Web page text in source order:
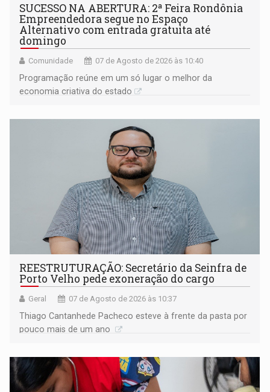
SUCESSO NA ABERTURA: 2ª Feira Rondônia
Empreendedora segue no Espaço
Alternativo com entrada gratuita até
domingo
Comunidade 07 de Agosto de 2026 às 10:40
Programação reúne em um só lugar o melhor da
economia criativa do estado
REESTRUTURAÇÃO: Secretário da Seinfra de
Porto Velho pede exoneração do cargo
Geral 07 de Agosto de 2026 às 10:37
Thiago Cantanhede Pacheco esteve à frente da pasta por
pouco mais de um ano